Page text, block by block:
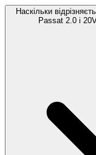
Наскільки
Passat 2.0 i